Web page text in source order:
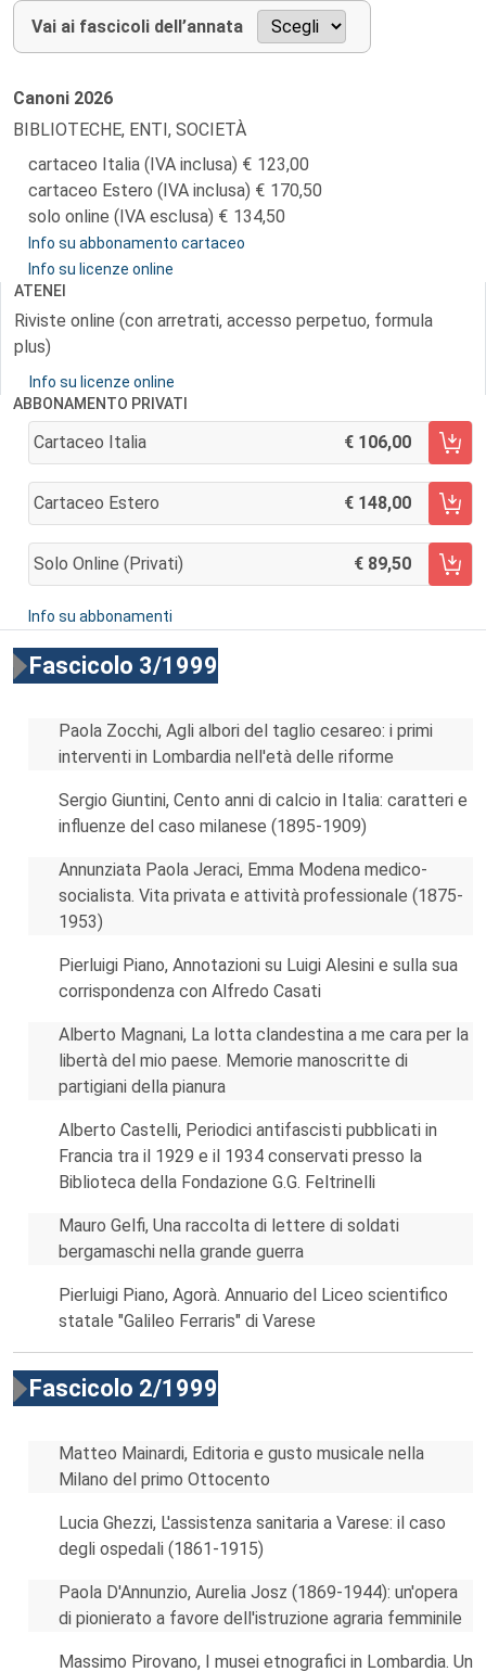
Vai ai fascicoli dell’annata
Canoni 2026
BIBLIOTECHE, ENTI, SOCIETÀ
cartaceo Italia (IVA inclusa)
123,00
cartaceo Estero (IVA inclusa)
170,50
solo online (IVA esclusa)
134,50
Info su abbonamento cartaceo
Info su licenze online
ATENEI
Riviste online (con arretrati, accesso perpetuo, formula
plus)
Info su licenze online
ABBONAMENTO PRIVATI
Cartaceo Italia 106,00
AGGIUNGI AL CARRELLO
Cartaceo Estero 148,00
AGGIUNGI AL CARRELLO
Solo Online (privati) 89,50
AGGIUNGI AL CARRELLO
Info su abbonamenti
Fascicolo 3/1999
Paola Zocchi, Agli albori del taglio cesareo: i primi
interventi in Lombardia nell'età delle riforme
Sergio Giuntini, Cento anni di calcio in Italia: caratteri e
influenze del caso milanese (1895-1909)
Annunziata Paola Jeraci, Emma Modena medico-
socialista. Vita privata e attività professionale (1875-
1953)
Pierluigi Piano, Annotazioni su Luigi Alesini e sulla sua
corrispondenza con Alfredo Casati
Alberto Magnani, La lotta clandestina a me cara per la
libertà del mio paese. Memorie manoscritte di
partigiani della pianura
Alberto Castelli, Periodici antifascisti pubblicati in
Francia tra il 1929 e il 1934 conservati presso la
Biblioteca della Fondazione G.G. Feltrinelli
Mauro Gelfi, Una raccolta di lettere di soldati
bergamaschi nella grande guerra
Pierluigi Piano, Agorà. Annuario del Liceo scientifico
statale "Galileo Ferraris" di Varese
Fascicolo 2/1999
Matteo Mainardi, Editoria e gusto musicale nella
Milano del primo Ottocento
Lucia Ghezzi, L'assistenza sanitaria a Varese: il caso
degli ospedali (1861-1915)
Paola D'Annunzio, Aurelia Josz (1869-1944): un'opera
di pionierato a favore dell'istruzione agraria femminile
Massimo Pirovano, I musei etnografici in Lombardia. Un